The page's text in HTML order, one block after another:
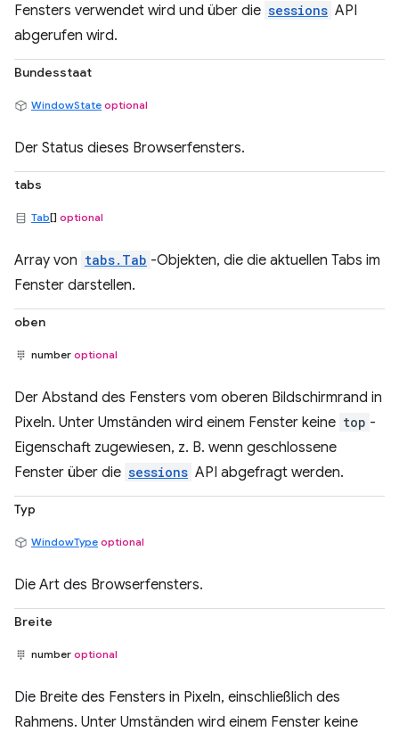
Fensters verwendet wird und über die sessions API
abgerufen wird.
Bundesstaat
WindowState optional
Der Status dieses Browserfensters.
tabs
Tab[] optional
Array von tabs.Tab -Objekten, die die aktuellen Tabs im
Fenster darstellen.
oben
number optional
Der Abstand des Fensters vom oberen Bildschirmrand in
Pixeln. Unter Umständen wird einem Fenster keine top -
Eigenschaft zugewiesen, z. B. wenn geschlossene
Fenster über die sessions API abgefragt werden.
Typ
WindowType optional
Die Art des Browserfensters.
Breite
number optional
Die Breite des Fensters in Pixeln, einschließlich des
Rahmens. Unter Umständen wird einem Fenster keine